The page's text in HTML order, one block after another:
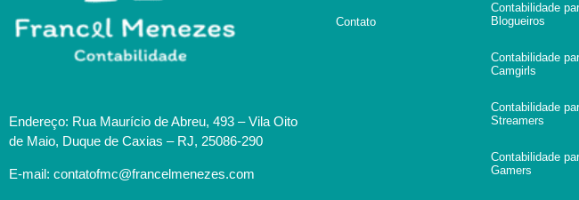
Endereço: Rua Maurício de Abreu, 493 – Vila Oito
de Maio, Duque de Caxias – RJ, 25086-290
E-mail: contatofmc@francelmenezes.com
Contato
Contabilidade
Blogueiros
Contabilidade
Camgirls
Contabilidade
Streamers
Contabilidade
Gamers